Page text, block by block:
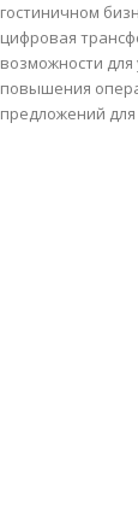
гостиничном
цифровая
возможности
повышения